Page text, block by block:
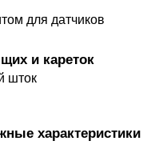
для датчиков
и кареток
шток
характеристики